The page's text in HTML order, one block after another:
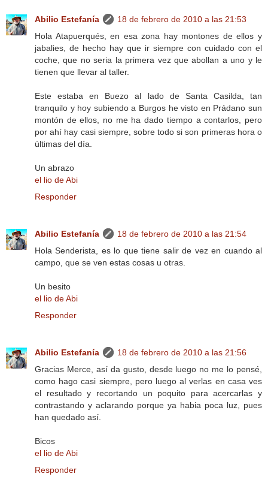
Abilio Estefanía
18 de febrero de 2010 a las 21:53
Hola Atapuerqués, en esa zona hay montones de ellos y
jabalies, de hecho hay que ir siempre con cuidado con el
coche, que no seria la primera vez que abollan a uno y le
tienen que llevar al taller.
Este estaba en Buezo al lado de Santa Casilda, tan
tranquilo y hoy subiendo a Burgos he visto en Prádano sun
montón de ellos, no me ha dado tiempo a contarlos, pero
por ahí hay casi siempre, sobre todo si son primeras hora o
últimas del día.
Un abrazo
el lio de Abi
Responder
Abilio Estefanía
18 de febrero de 2010 a las 21:54
Hola Senderista, es lo que tiene salir de vez en cuando al
campo, que se ven estas cosas u otras.
Un besito
el lio de Abi
Responder
Abilio Estefanía
18 de febrero de 2010 a las 21:56
Gracias Merce, así da gusto, desde luego no me lo pensé,
como hago casi siempre, pero luego al verlas en casa ves
el resultado y recortando un poquito para acercarlas y
contrastando y aclarando porque ya habia poca luz, pues
han quedado así.
Bicos
el lio de Abi
Responder